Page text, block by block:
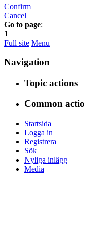
Confirm
Cancel
Go to page:
1
Full site Menu
Navigation
Topic actions
Common
Startsida
Logga in
Registrera
Sök
Nyliga inlägg
Media